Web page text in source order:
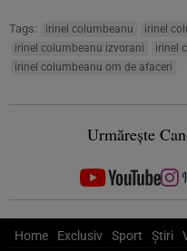
Tags: irinel columbeanu irinel
irinel columbeanu izvorani
irinel
irinel columbeanu om de afaceri
Urmărește
Home Exclusiv Sport Știri